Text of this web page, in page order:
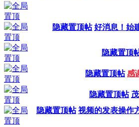
隐藏置顶帖 好消息！始
隐藏置顶
隐藏置顶帖 感
隐藏置顶帖
隐藏置顶帖 视频的发表操作